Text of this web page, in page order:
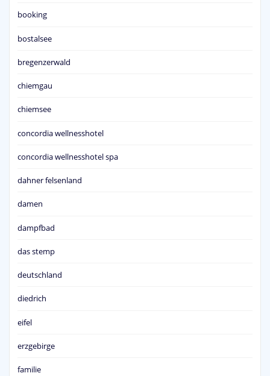
booking
bostalsee
bregenzerwald
chiemgau
chiemsee
concordia wellnesshotel
concordia wellnesshotel spa
dahner felsenland
damen
dampfbad
das stemp
deutschland
diedrich
eifel
erzgebirge
familie